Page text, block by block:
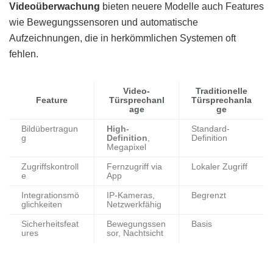
Videoüberwachung bieten neuere Modelle auch Features
wie Bewegungssensoren und automatische
Aufzeichnungen, die in herkömmlichen Systemen oft
fehlen.
Feature
Video-
Türsprechanl
age
Traditionelle
Türsprechanla
ge
Bildübertragun
g
High-
Definition
Megapixel
Standard-
Definition
Zugriffskontroll
e
Fernzugriff via
App
Lokaler Zugriff
Integrationsmö
glichkeiten
IP-Kameras,
Netzwerkfähig
Begrenzt
Sicherheitsfeat
ures
Bewegungssen
sor, Nachtsicht
Basis